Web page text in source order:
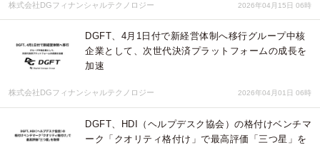
株式会社DGフィナンシャルテクノロジー 2026年04月15日 06時
DGFT、4月1日付で新経営体制へ移行グループ中核
企業として、次世代決済プラットフォームの成長を
加速
株式会社DGフィナンシャルテクノロジー 2026年04月01日 06時
DGFT、HDI（ヘルプデスク協会）の格付けベンチマ
ーク「クオリティ格付け」で最高評価「三つ星」を